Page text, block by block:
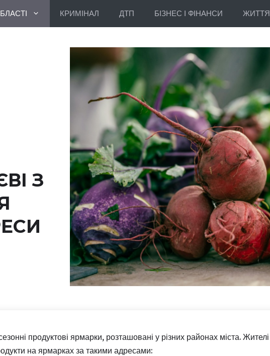
КРИМІНАЛ ДТП БІЗНЕС І ФІНАНСИ ЖИТТЯ
З
продуктові ярмарки, розташовані у різних районах міста. Жителі
на ярмарках за такими адресами: